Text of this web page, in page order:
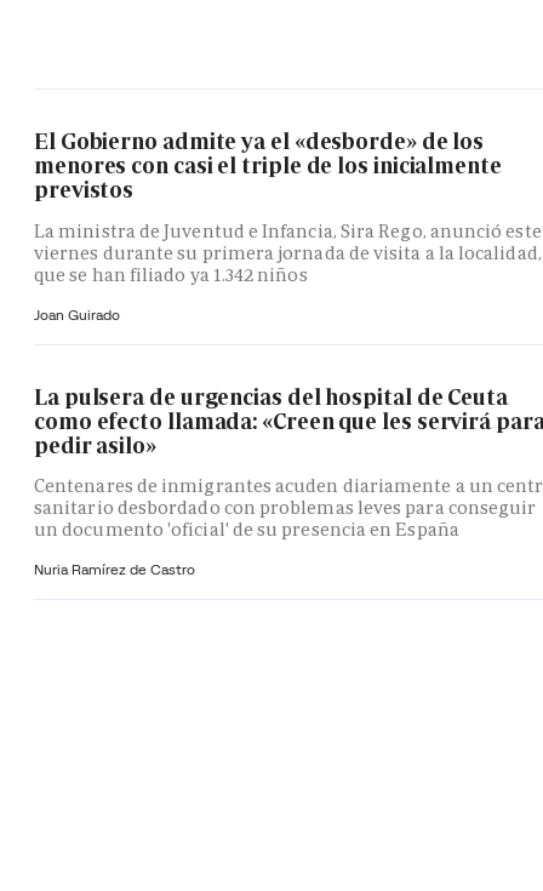
El Gobierno admite ya el «desborde» de los
menores con casi el triple de los inicialmente
previstos
La ministra de Juventud e Infancia, Sira Rego, anunció este
viernes durante su primera jornada de visita a la localidad,
que se han filiado ya 1.342 niños
Joan Guirado
La pulsera de urgencias del hospital de Ceuta
como efecto llamada: «Creen que les servirá
pedir asilo»
Centenares de inmigrantes acuden diariamente a un
sanitario desbordado con problemas leves para conseguir
un documento 'oficial' de su presencia en España
Nuria Ramírez de Castro